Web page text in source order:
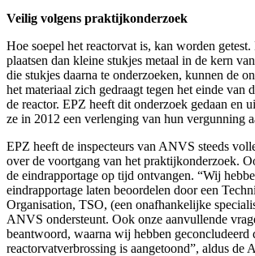
Veilig volgens praktijkonderzoek
Hoe soepel het reactorvat is, kan worden
plaatsen dan kleine stukjes metaal in de kern
die stukjes daarna te onderzoeken, kunnen de
het materiaal zich gedraagt tegen het einde van
de reactor. EPZ heeft dit onderzoek gedaan en
ze in 2012 een verlenging van hun vergunning
EPZ heeft de inspecteurs van ANVS steeds
over de voortgang van het praktijkonderzoek.
de eindrapportage op tijd ontvangen. “Wij
eindrapportage laten beoordelen door een
Organisation, TSO, (een onafhankelijke
ANVS ondersteunt. Ook onze aanvullende
beantwoord, waarna wij hebben geconcludeerd
reactorvatverbrossing is aangetoond”, aldus de